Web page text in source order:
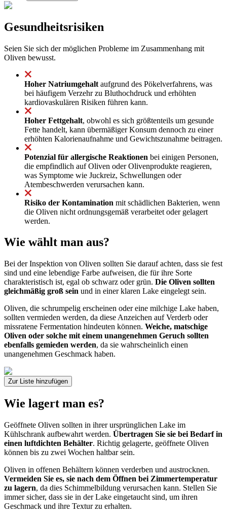
Gesundheitsrisiken
Seien Sie sich der möglichen Probleme im Zusammenhang mit
Oliven bewusst.
Hoher Natriumgehalt aufgrund des Pökelverfahrens, was
bei häufigem Verzehr zu Bluthochdruck und erhöhten
kardiovaskulären Risiken führen kann.
Hoher Fettgehalt, obwohl es sich größtenteils um gesunde
Fette handelt, kann übermäßiger Konsum dennoch zu einer
erhöhten Kalorienaufnahme und Gewichtszunahme beitragen.
Potenzial für allergische Reaktionen bei einigen Personen,
die empfindlich auf Oliven oder Olivenprodukte reagieren,
was Symptome wie Juckreiz, Schwellungen oder
Atembeschwerden verursachen kann.
Risiko der Kontamination mit schädlichen Bakterien, wenn
die Oliven nicht ordnungsgemäß verarbeitet oder gelagert
werden.
Wie wählt man aus?
Bei der Inspektion von Oliven sollten Sie darauf achten, dass sie fest
sind und eine lebendige Farbe aufweisen, die für ihre Sorte
charakteristisch ist, egal ob schwarz oder grün. Die Oliven sollten
gleichmäßig groß sein und in einer klaren Lake eingelegt sein.
Oliven, die schrumpelig erscheinen oder eine milchige Lake haben,
sollten vermieden werden, da diese Anzeichen auf Verderb oder
missratene Fermentation hindeuten können. Weiche, matschige
Oliven oder solche mit einem unangenehmen Geruch sollten
ebenfalls gemieden werden, da sie wahrscheinlich einen
unangenehmen Geschmack haben.
Zur Liste hinzufügen
Wie lagert man es?
Geöffnete Oliven sollten in ihrer ursprünglichen Lake im
Kühlschrank aufbewahrt werden. Übertragen Sie sie bei Bedarf in
einen luftdichten Behälter. Richtig gelagerte, geöffnete Oliven
können bis zu zwei Wochen haltbar sein.
Oliven in offenen Behältern können verderben und austrocknen.
Vermeiden Sie es, sie nach dem Öffnen bei Zimmertemperatur
zu lagern, da dies Schimmelbildung verursachen kann. Stellen Sie
immer sicher, dass sie in der Lake eingetaucht sind, um ihren
Geschmack und ihre Textur zu erhalten.